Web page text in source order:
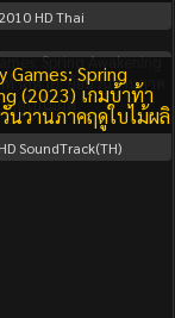
2010 HD Thai
Games: Spring
(2023) เกมบ้าท้า
นวานภาคฤดูใบไม้ผลิ
HD SoundTrack(TH)